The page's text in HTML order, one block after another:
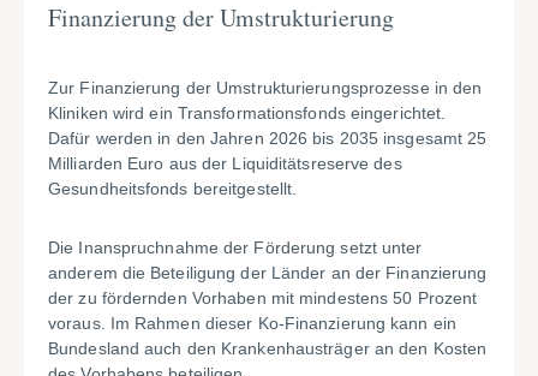
Finanzierung der Umstrukturierung
Zur Finanzierung der Umstrukturierungsprozesse in den
Kliniken wird ein Transformationsfonds eingerichtet.
Dafür werden in den Jahren 2026 bis 2035 insgesamt 25
Milliarden Euro aus der Liquiditätsreserve des
Gesundheitsfonds bereitgestellt.
Die Inanspruchnahme der Förderung setzt unter
anderem die Beteiligung der Länder an der Finanzierung
der zu fördernden Vorhaben mit mindestens 50 Prozent
voraus. Im Rahmen dieser Ko-Finanzierung kann ein
Bundesland auch den Krankenhausträger an den Kosten